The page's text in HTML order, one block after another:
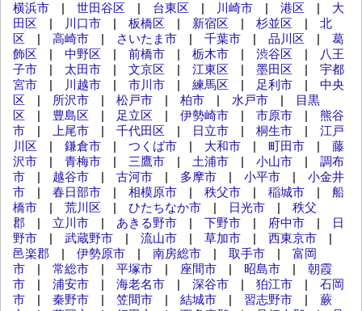
横浜市 | 世田谷区 | 台東区 | 川崎市 | 港区 | 大
田区 | 川口市 | 板橋区 | 新宿区 | 杉並区 | 北
区 | 高崎市 | さいたま市 | 千葉市 | 品川区 | 葛
飾区 | 中野区 | 前橋市 | 栃木市 | 渋谷区 |
八王
子市 | 太田市 | 文京区 | 江東区 | 墨田区 | 宇都
宮市 | 川越市 | 市川市 | 練馬区 | 足利市 | 中央
区 | 所沢市 | 松戸市 | 柏市 | 水戸市 |
目黒
区 | 豊島区 | 足立区 | 伊勢崎市 | 市原市 | 熊谷
市 | 上尾市 | 千代田区 | 日立市 | 桐生市 | 江戸
川区 | 鎌倉市 | つくば市 | 大和市 | 町田市 | 藤
沢市 | 青梅市 | 三鷹市 | 土浦市 | 小山市 | 調布
市 | 越谷市 | 古河市 | 多摩市 | 小平市 | 小金井
市 | 春日部市 | 相模原市 | 秩父市 | 稲城市 | 船
橋市 | 荒川区 | ひたちなか市 | 日光市 | 秩父
郡 | 立川市 | あきる野市 | 下野市 | 府中市 |
日
野市 | 武蔵野市 | 流山市 | 草加市 | 西東京市 |
邑楽郡 | 伊勢原市 | 南房総市 | 取手市 | 富岡
市 | 常総市 | 平塚市 | 座間市 | 昭島市 | 朝霞
市 | 浦安市 | 海老名市 | 深谷市 | 狛江市 | 石岡
市 | 秦野市 | 笠間市 | 結城市 | 習志野市 | 蕨